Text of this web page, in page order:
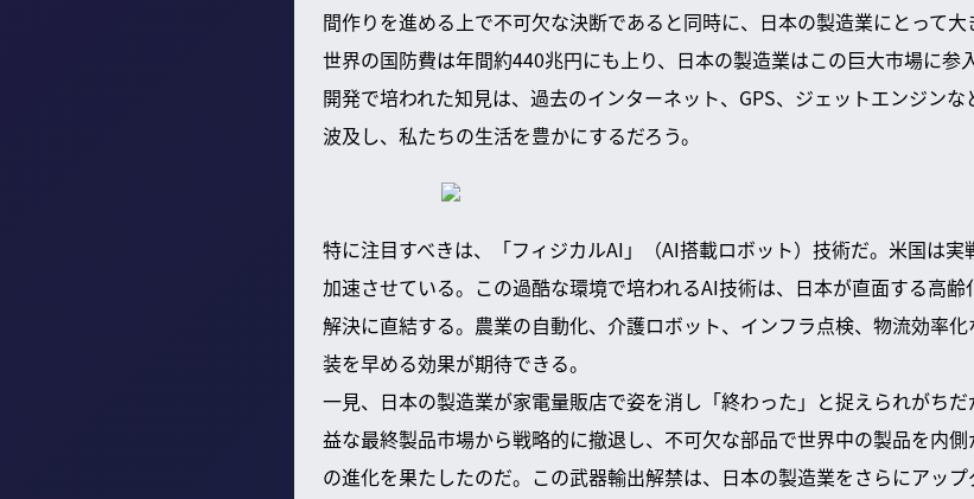
間作りを進める上で不可欠な決断であると同時に、日本の製造業にとって大
世界の国防費は年間約440兆円にも上り、日本の製造業はこの巨大市場に参
開発で培われた知見は、過去のインターネット、GPS、ジェットエンジン
波及し、私たちの生活を豊かにするだろう。
特に注目すべきは、「フィジカルAI」（AI搭載ロボット）技術だ。米国は
加速させている。この過酷な環境で培われるAI技術は、日本が直面する高
解決に直結する。農業の自動化、介護ロボット、インフラ点検、物流効率
装を早める効果が期待できる。
一見、日本の製造業が家電量販店で姿を消し「終わった」と捉えられがち
益な最終製品市場から戦略的に撤退し、不可欠な部品で世界中の製品を内
の進化を果たしたのだ。この武器輸出解禁は、日本の製造業をさらにアッ